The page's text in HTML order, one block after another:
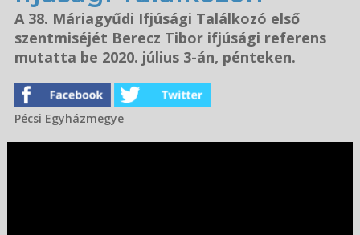
A 38. Máriagyűdi Ifjúsági Találkozó első
szentmiséjét Berecz Tibor ifjúsági referens
mutatta be 2020. július 3-án, pénteken.
Pécsi Egyházmegye